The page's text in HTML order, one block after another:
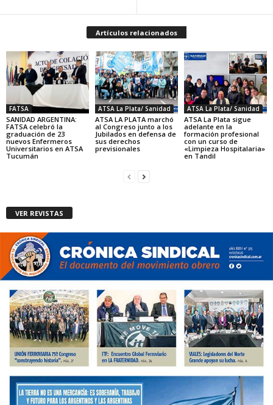
Artículos relacionados
FATSA
SANIDAD ARGENTINA:
FATSA celebró la
graduación de 23
nuevos Enfermeros
Universitarios en ATSA
Tucumán
ATSA La Plata/ Sanidad
ATSA LA PLATA marchó
al Congreso junto a los
Jubilados en defensa de
sus derechos
previsionales
ATSA La Plata/ Sanidad
ATSA La Plata sigue
adelante en la
formación profesional
con un curso de
«Limpieza Hospitalaria»
en Tandil
VER REVISTAS